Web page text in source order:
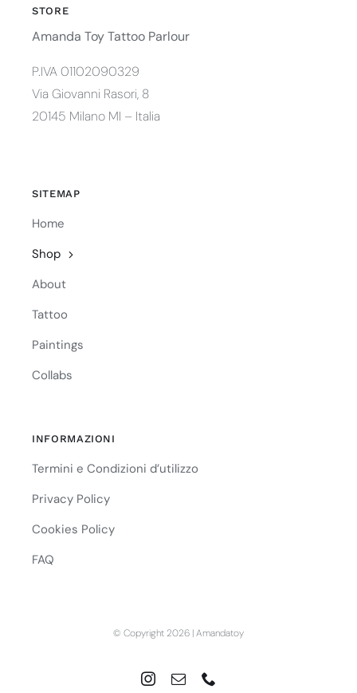
STORE
Amanda Toy Tattoo Parlour
P.IVA 01102090329
Via Giovanni Rasori, 8
20145 Milano MI – Italia
SITEMAP
Home
Shop
About
Tattoo
Paintings
Collabs
INFORMAZIONI
Termini e Condizioni d’utilizzo
Privacy Policy
Cookies Policy
FAQ
© Copyright 2026 | Amandatoy